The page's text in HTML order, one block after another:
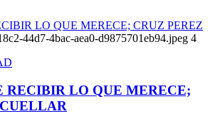
LO QUE MERECE; CRUZ PEREZ
4
RECIBIR LO QUE MERECE;